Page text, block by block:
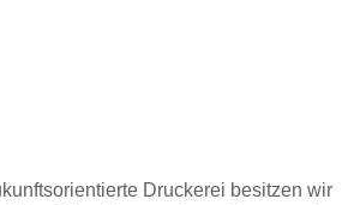
Druckerei besitzen wir